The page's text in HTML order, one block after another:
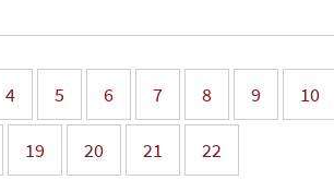
4 5 6 7 8 9 10
19 20 21 22